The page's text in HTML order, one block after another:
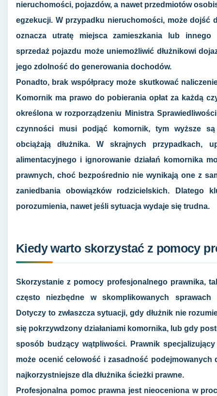
nieruchomości, pojazdów, a nawet przedmiotów
egzekucji. W przypadku nieruchomości, może dojść
oznacza utratę miejsca zamieszkania lub innego
sprzedaż pojazdu może uniemożliwić dłużnikowi
jego zdolność do generowania dochodów.
Ponadto, brak współpracy może skutkować
Komornik ma prawo do pobierania opłat za każdą
określona w rozporządzeniu Ministra
czynności musi podjąć komornik, tym wyższe
obciążają dłużnika. W skrajnych przypadkach,
alimentacyjnego i ignorowanie działań komornika
prawnych, choć bezpośrednio nie wynikają one z
zaniedbania obowiązków rodzicielskich. Dlatego
porozumienia, nawet jeśli sytuacja wydaje się trudna.
Kiedy warto skorzystać z pomocy
Skorzystanie z pomocy profesjonalnego prawnika,
często niezbędne w skomplikowanych sprawach
Dotyczy to zwłaszcza sytuacji, gdy dłużnik nie
się pokrzywdzony działaniami komornika, lub gdy
sposób budzący wątpliwości. Prawnik
może ocenić celowość i zasadność podejmowanych
najkorzystniejsze dla dłużnika ścieżki prawne.
Profesjonalna pomoc prawna jest nieoceniona w